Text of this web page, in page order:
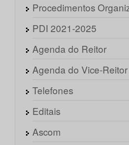
Procedimentos
PDI 2021-2025
Agenda do Reitor
Agenda do Vice-Reitor
Telefones
Editais
Ascom